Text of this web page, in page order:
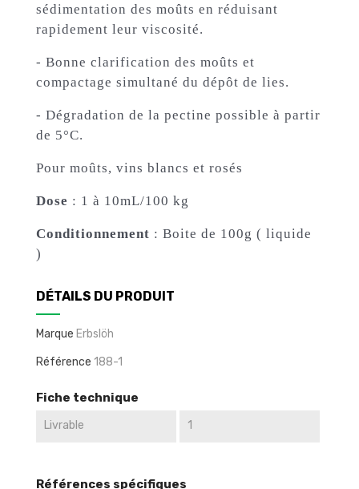
sédimentation des moûts en réduisant
rapidement leur viscosité.
- Bonne clarification des moûts et
compactage simultané du dépôt de lies.
- Dégradation de la pectine possible à partir
de 5°C.
Pour moûts, vins blancs et rosés
Dose : 1 à 10mL/100 kg
Conditionnement : Boite de 100g ( liquide
)
DÉTAILS DU PRODUIT
Marque Erbslöh
Référence 188-1
Fiche technique
Livrable 1
Références spécifiques